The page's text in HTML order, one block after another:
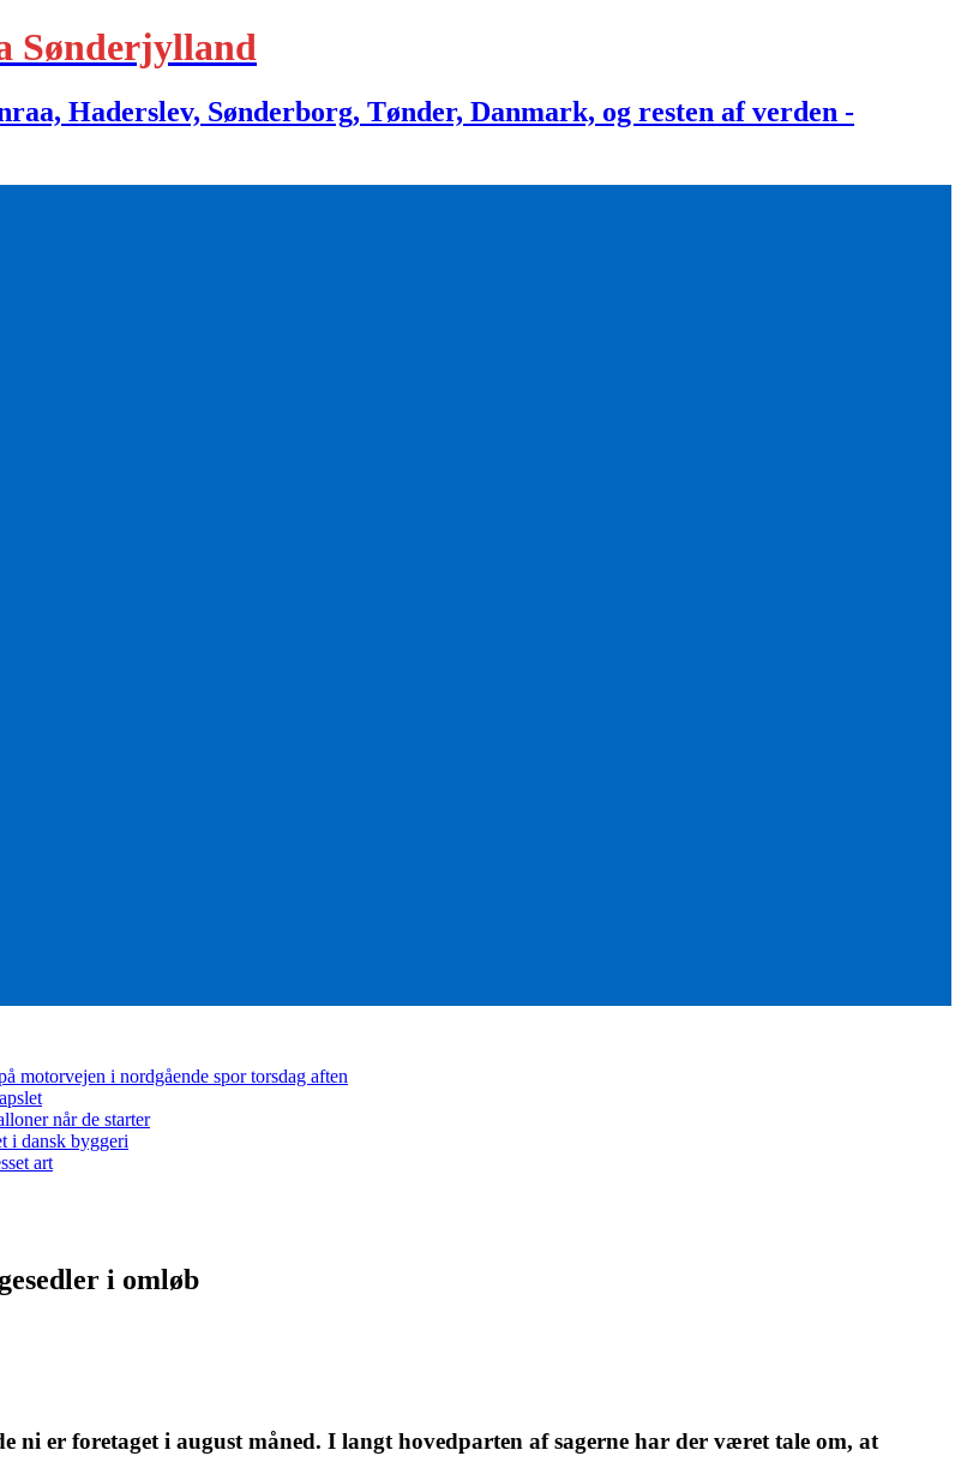
Sønderjylland
Haderslev, Sønderborg, Tønder, Danmark, og resten af verden -
motorvejen i nordgående spor torsdag aften
når de starter
i dansk byggeri
art
i omløb
ni er foretaget i august måned. I langt hovedparten af sagerne har der været tale om, at